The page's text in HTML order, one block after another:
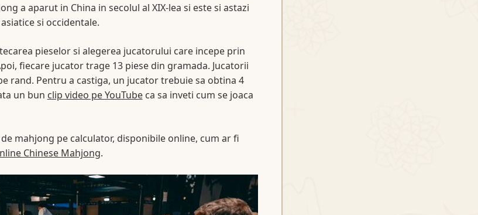
a aparut in China in secolul al XIX-lea si este si astazi
si occidentale.
pieselor si alegerea jucatorului care incepe prin
fiecare jucator trage 13 piese din gramada. Jucatorii
rand. Pentru a castiga, un jucator trebuie sa obtina 4
un bun clip video pe YouTubeca sa inveti cum se joaca
mahjong pe calculator, disponibile online, cum ar fi
Chinese Mahjong.